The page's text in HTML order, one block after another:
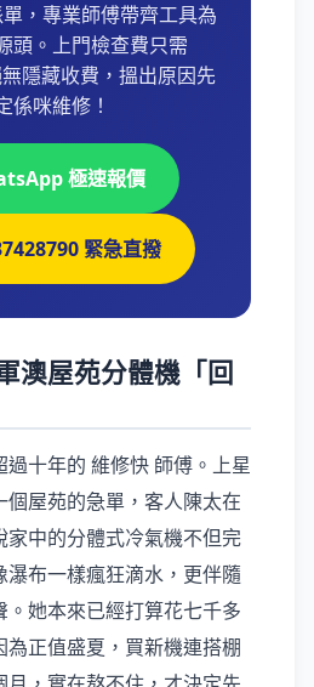
，專業師傅帶齊工具為
頭。上門檢查費只需
隱藏收費，搵出原因先
係咪維修！
極速報價
緊急直撥
澳屋苑分體機「回
十年的 維修快 師傅。上星
屋苑的急單，客人陳太在
家中的分體式冷氣機不但完
布一樣瘋狂滴水，更伴隨
。她本來已經打算花七千多
為正值盛夏，買新機連搭棚